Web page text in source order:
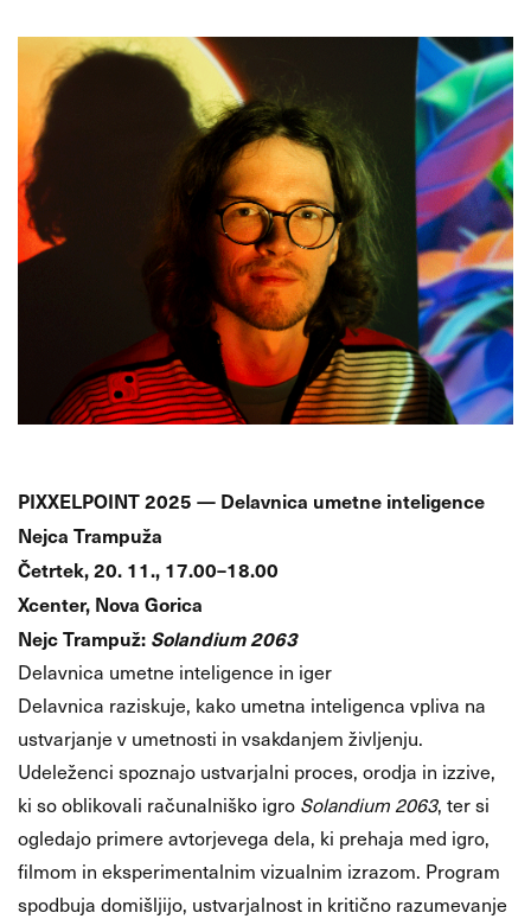
PIXXELPOINT 2025 — Delavnica umetne inteligence
Nejca Trampuža
Četrtek, 20. 11., 17.00–18.00
Xcenter, Nova Gorica
Nejc Trampuž: Solandium 2063
Delavnica umetne inteligence in iger
Delavnica raziskuje, kako umetna inteligenca vpliva na
ustvarjanje v umetnosti in vsakdanjem življenju.
Udeleženci spoznajo ustvarjalni proces, orodja in izzive,
ki so oblikovali računalniško igro Solandium 2063, ter si
ogledajo primere avtorjevega dela, ki prehaja med igro,
filmom in eksperimentalnim vizualnim izrazom. Program
spodbuja domišljijo, ustvarjalnost in kritično razumevanje